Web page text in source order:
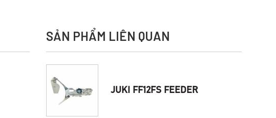
SẢN PHẨM LIÊN QUAN
JUKI FF12FS FEEDER